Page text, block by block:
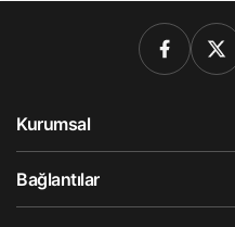
Kurumsal
Bağlantılar